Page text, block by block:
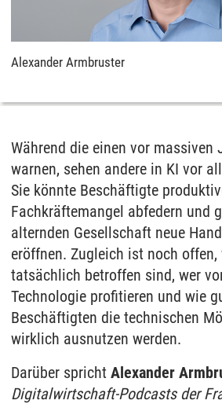
Alexander Armbruster
Während die einen vor massiven
warnen, sehen andere in KI vor
Sie könnte Beschäftigte
Fachkräftemangel abfedern und
alternden Gesellschaft neue
eröffnen. Zugleich ist noch
tatsächlich betroffen sind, wer
Technologie profitieren und wie
Beschäftigten die technischen
wirklich ausnutzen werden.
Darüber spricht Alexander
Digitalwirtschaft-Podcasts der